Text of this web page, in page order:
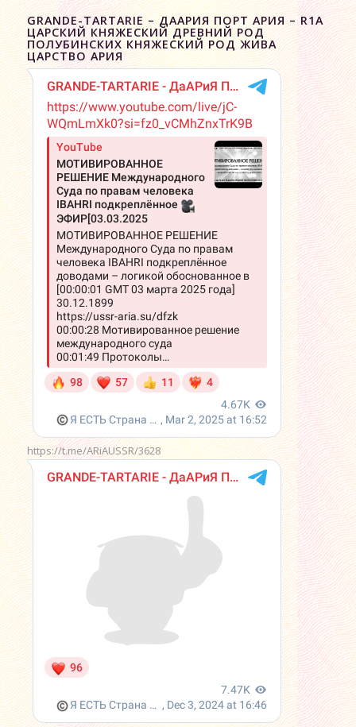
GRANDE-TARTARIE – ДААРИЯ ПОРТ АРИЯ – R1A
ЦАРСКИЙ КНЯЖЕСКИЙ ДРЕВНИЙ РОД
ПОЛУБИНСКИХ КНЯЖЕСКИЙ РОД ЖИВА
ЦАРСТВО АРИЯ
https://t.me/ARiAUSSR/3628